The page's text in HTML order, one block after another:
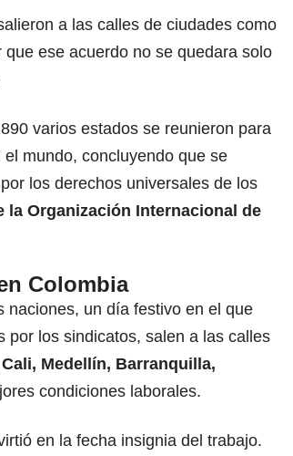
a las calles de ciudades como
ese acuerdo no se quedara solo
varios estados se reunieron para
mundo, concluyendo que se
los derechos universales de los
la Organización Internacional de
Colombia
naciones, un día festivo en el que
por los sindicatos, salen a las calles
Medellín, Barranquilla,
condiciones laborales.
en la fecha insignia del trabajo.